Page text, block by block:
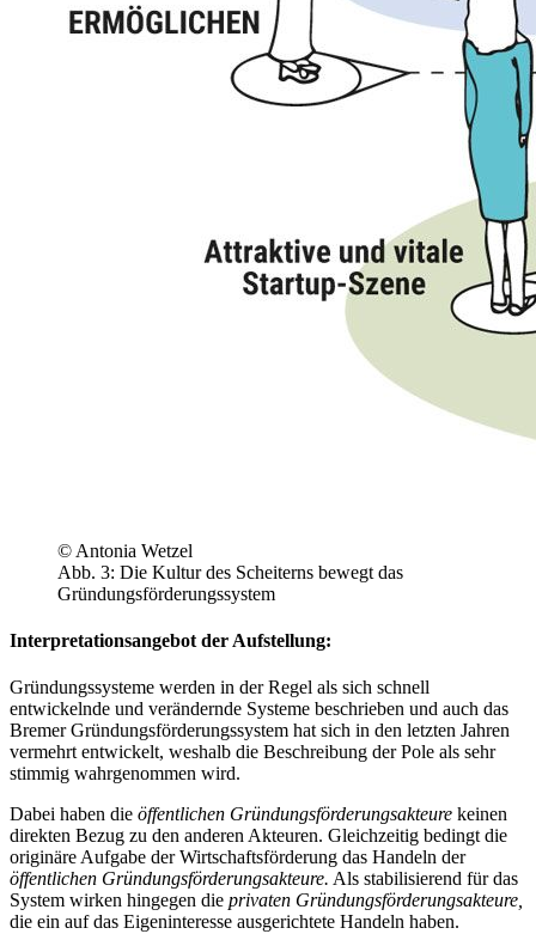
© Antonia Wetzel
Abb. 3: Die Kultur des Scheiterns bewegt das
Gründungsförderungssystem
Interpretationsangebot der Aufstellung:
Gründungssysteme werden in der Regel als sich schnell
entwickelnde und verändernde Systeme beschrieben und auch das
Bremer Gründungsförderungssystem hat sich in den letzten Jahren
vermehrt entwickelt, weshalb die Beschreibung der Pole als sehr
stimmig wahrgenommen wird.
Dabei haben die öffentlichen Gründungsförderungsakteure keinen
direkten Bezug zu den anderen Akteuren. Gleichzeitig bedingt die
originäre Aufgabe der Wirtschaftsförderung das Handeln der
öffentlichen Gründungsförderungsakteure. Als stabilisierend für das
System wirken hingegen die privaten Gründungsförderungsakteure,
die ein auf das Eigeninteresse ausgerichtete Handeln haben.